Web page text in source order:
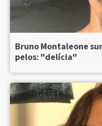
Bruno Montaleone
pelos: "delícia"